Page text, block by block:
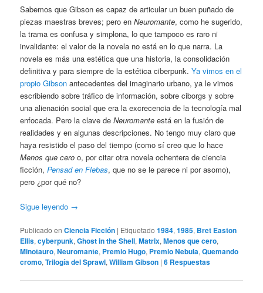
Sabemos que Gibson es capaz de articular un buen puñado de
piezas maestras breves; pero enNeuromante, como he sugerido,
la trama es confusa y simplona, lo que tampoco es raro ni
invalidante: el valor de la novela no está en lo que narra. La
novela es más una estética que una historia, la consolidación
definitiva y para siempre de la estética ciberpunk.Ya vimos en el
propio Gibson antecedentes del imaginario urbano, ya le vimos
escribiendo sobre tráfico de información, sobre ciborgs y sobre
una alienación social que era la excrecencia de la tecnología mal
enfocada. Pero la clave deNeuromante está en la fusión de
realidades y en algunas descripciones. No tengo muy claro que
haya resistido el paso del tiempo (como sí creo que lo hace
Menos que cero o, por citar otra novela ochentera de ciencia
ficción,Pensad en Flebas, que no se le parece ni por asomo),
pero ¿por qué no?
Sigue leyendo →
Publicado en Ciencia Ficción | Etiquetado 1984,1985, Bret Easton
Ellis,cyberpunk,Ghost in the Shell,Matrix,Menos que cero,
Minotauro,Neuromante, Premio Hugo, Premio Nebula,Quemando
cromo,Trilogía del Sprawl,William Gibson |6 Respuestas